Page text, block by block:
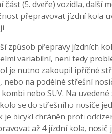
(5. dveře) vozidla, další
přepravovat jízdní kola
způsob přepravy jízdních
variabilní, není tedy
je nutno zakoupil ipříčné
na podélné střešní
nebo SUV. Na
se do střešního nosiče
bicykl chráněn proti
až 4 jízdní kola, nosič